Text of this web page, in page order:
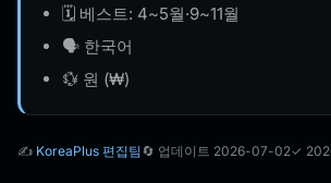
🗓️ 베스트: 4~5월·9~11월
🗣️ 한국어
💱 원 (₩)
✍️ KoreaPlus 편집팀🔄 업데이트 2026-07-02✓